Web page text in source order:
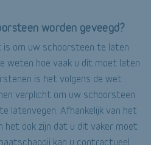
worden geveegd?
om uw schoorsteen te laten
weten hoe vaak u dit moet laten
is het volgens de wet
verplicht om uw schoorsteen
latenvegen. Afhankelijk van het
het ook zijn dat u dit vaker moet
kan u contractueel